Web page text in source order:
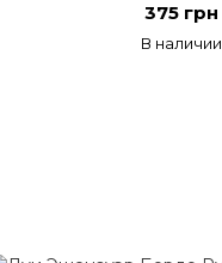
375 грн
В наличии